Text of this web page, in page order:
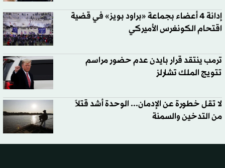
إدانة 4 أعضاء بجماعة «براود بويز» في قضية
اقتحام الكونغرس الأميركي
ترمب ينتقد قرار بايدن عدم حضور مراسم
تتويج الملك تشارلز
لا تقل خطورة عن الإدمان... الوحدة أشد قتلاً
من التدخين والسمنة